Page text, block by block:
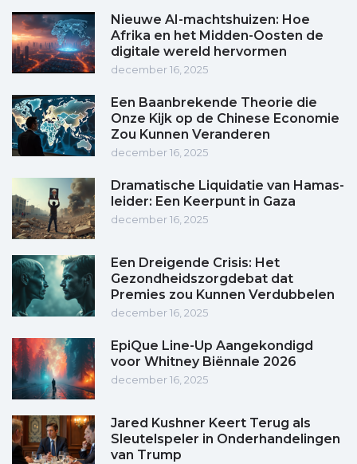
Nieuwe AI-machtshuizen: Hoe
Afrika en het Midden-Oosten de
digitale wereld hervormen
december 16, 2025
Een Baanbrekende Theorie die
Onze Kijk op de Chinese Economie
Zou Kunnen Veranderen
december 16, 2025
Dramatische Liquidatie van Hamas-
leider: Een Keerpunt in Gaza
december 16, 2025
Een Dreigende Crisis: Het
Gezondheidszorgdebat dat
Premies zou Kunnen Verdubbelen
december 16, 2025
EpiQue Line-Up Aangekondigd
voor Whitney Biënnale 2026
december 16, 2025
Jared Kushner Keert Terug als
Sleutelspeler in Onderhandelingen
van Trump